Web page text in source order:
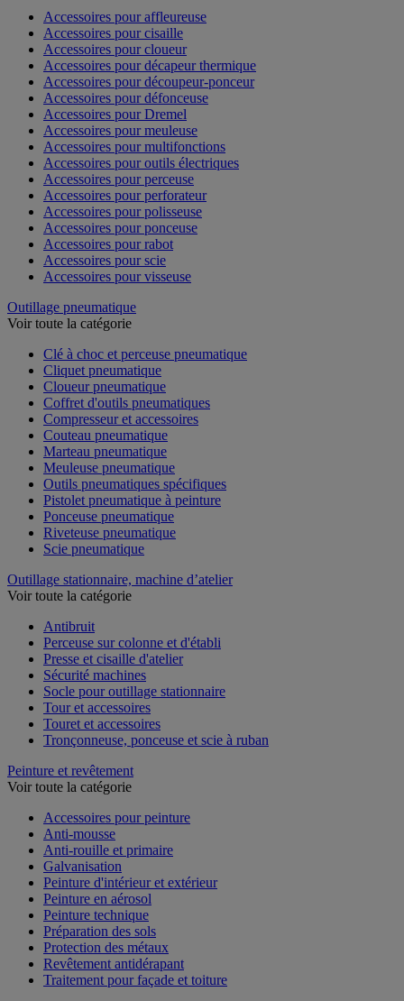
Accessoires pour affleureuse
Accessoires pour cisaille
Accessoires pour cloueur
Accessoires pour décapeur thermique
Accessoires pour découpeur-ponceur
Accessoires pour défonceuse
Accessoires pour Dremel
Accessoires pour meuleuse
Accessoires pour multifonctions
Accessoires pour outils électriques
Accessoires pour perceuse
Accessoires pour perforateur
Accessoires pour polisseuse
Accessoires pour ponceuse
Accessoires pour rabot
Accessoires pour scie
Accessoires pour visseuse
Outillage pneumatique
Voir toute la catégorie
Clé à choc et perceuse pneumatique
Cliquet pneumatique
Cloueur pneumatique
Coffret d'outils pneumatiques
Compresseur et accessoires
Couteau pneumatique
Marteau pneumatique
Meuleuse pneumatique
Outils pneumatiques spécifiques
Pistolet pneumatique à peinture
Ponceuse pneumatique
Riveteuse pneumatique
Scie pneumatique
Outillage stationnaire, machine d’atelier
Voir toute la catégorie
Antibruit
Perceuse sur colonne et d'établi
Presse et cisaille d'atelier
Sécurité machines
Socle pour outillage stationnaire
Tour et accessoires
Touret et accessoires
Tronçonneuse, ponceuse et scie à ruban
Peinture et revêtement
Voir toute la catégorie
Accessoires pour peinture
Anti-mousse
Anti-rouille et primaire
Galvanisation
Peinture d'intérieur et extérieur
Peinture en aérosol
Peinture technique
Préparation des sols
Protection des métaux
Revêtement antidérapant
Traitement pour façade et toiture